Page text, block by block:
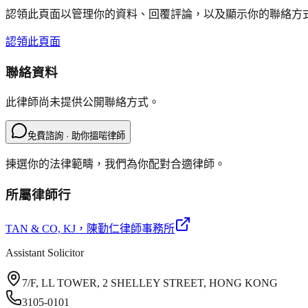
認領此頁面以管理你的資料、回覆評論，以及顯示你的聯絡方
認領此頁面
聯絡資料
此律師尚未提供公開聯絡方式。
免費諮詢 · 助你搵啱律師
揀選你的法律範疇，我們為你配對合適律師。
所屬律師行
TAN & CO, KJ ，陳勤仁律師事務所
Assistant Solicitor
7/F, LL TOWER, 2 SHELLEY STREET, HONG KONG
3105-0101